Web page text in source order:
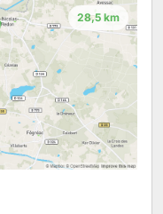
28,5 km